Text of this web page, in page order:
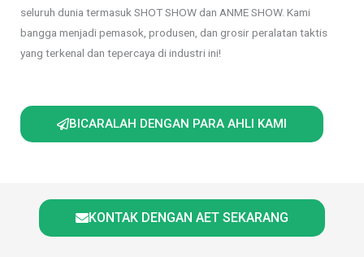
seluruh dunia termasuk SHOT SHOW dan ANME SHOW. Kami
bangga menjadi pemasok, produsen, dan grosir peralatan taktis
yang terkenal dan tepercaya di industri ini!
BICARALAH DENGAN PARA AHLI KAMI
KONTAK DENGAN AET SEKARANG